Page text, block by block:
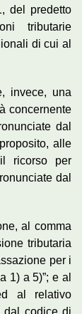
del predetto
tributarie
di cui al
invece, una
concernente
dal
alle
ricorso per
dal
al comma
tributaria
per i
1) a 5)”; e al
al relativo
dal codice di